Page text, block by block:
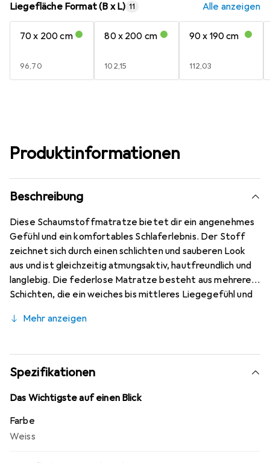
Liegefläche Format (B x L) 11 Alle anzeigen
70 x 200 cm
EUR
96,70
80 x 200 cm
EUR
102,15
90 x 190 cm
EUR
112,03
Produktinformationen
Beschreibung
Diese Schaumstoffmatratze bietet dir ein angenehmes
Gefühl und ein komfortables Schlaferlebnis. Der Stoff
zeichnet sich durch einen schlichten und sauberen Look
aus und ist gleichzeitig atmungsaktiv, hautfreundlich und
langlebig. Die federlose Matratze besteht aus mehreren
Schichten, die ein weiches bis mittleres Liegegefühl und
bieten. Darüber hinaus absorbiert die Matratze effektiv
Herdrehen verursacht werden, und sorgt so für einen
ruhigen und ungestörten Schlaf. Diese doppelseitige
Matratze lässt sich umdrehen und auf beiden Seiten
verwenden, was eine längere Lebensdauer ermöglicht, da
Bettmatratze ist mit einem langen Reissverschluss
versehen, sodass sich der Bezug zum Reinigen leicht
Mehr anzeigen
Spezifikationen
Das Wichtigste auf einen Blick
Farbe
Weiss